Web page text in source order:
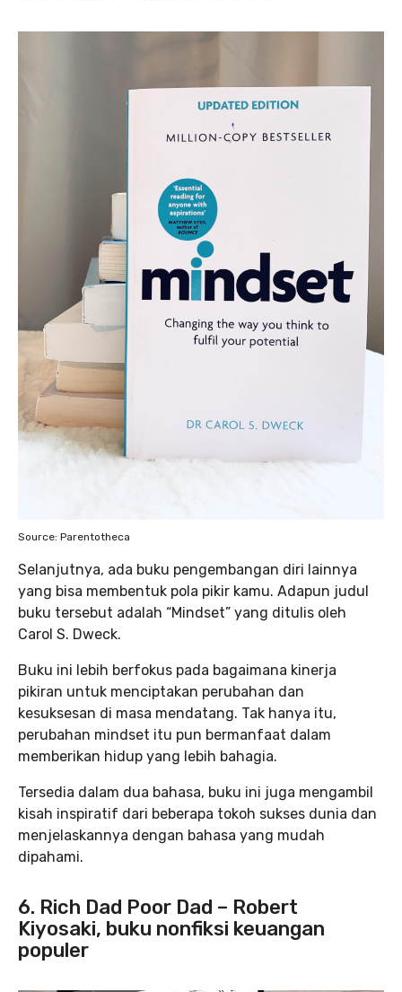
Source: Parentotheca
Selanjutnya, ada buku pengembangan diri lainnya
yang bisa membentuk pola pikir kamu. Adapun judul
buku tersebut adalah “Mindset” yang ditulis oleh
Carol S. Dweck.
Buku ini lebih berfokus pada bagaimana kinerja
pikiran untuk menciptakan perubahan dan
kesuksesan di masa mendatang. Tak hanya itu,
perubahan mindset itu pun bermanfaat dalam
memberikan hidup yang lebih bahagia.
Tersedia dalam dua bahasa, buku ini juga mengambil
kisah inspiratif dari beberapa tokoh sukses dunia dan
menjelaskannya dengan bahasa yang mudah
dipahami.
6. Rich Dad Poor Dad – Robert
Kiyosaki, buku nonfiksi keuangan
populer